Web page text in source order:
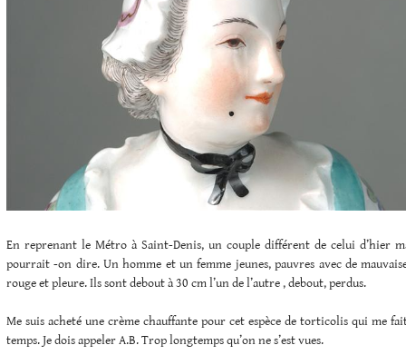
En reprenant le Métro à Saint-Denis, un couple différent de celui d’hier
pourrait -on dire. Un homme et un femme jeunes, pauvres avec de
rouge et pleure. Ils sont debout à 30 cm l’un de l’autre , debout, perdus.
Me suis acheté une crème chauffante pour cet espèce de torticolis qui me
temps. Je dois appeler A.B. Trop longtemps qu’on ne s’est vues.